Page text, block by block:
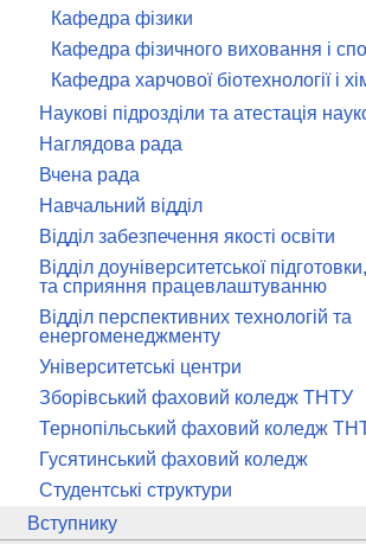
Кафедра фізики
Кафедра фізичного виховання і
Кафедра харчової біотехнології і
Наукові підрозділи та атестація
Наглядова рада
Вчена рада
Навчальний відділ
Відділ забезпечення якості освіти
Відділ доуніверситетської
та сприяння працевлаштуванню
Відділ перспективних технологій та
енергоменеджменту
Університетські центри
Зборівський фаховий коледж ТНТУ
Тернопільський фаховий коледж
Гусятинський фаховий коледж
Студентські структури
Вступнику